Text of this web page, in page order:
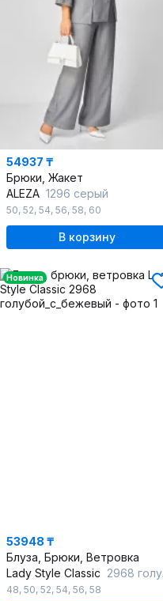
54937 ₸
Брюки, Жакет
ALEZA 1296 серый
50, 52, 54, 56, 58, 60
В корзину
Новинка
53948 ₸
Блуза, Брюки, Ветровка
Lady Style Classic 2968 голубой_с_бежевый
48, 50, 52, 54, 56, 58